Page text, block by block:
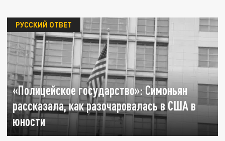
«Полицейское государство»: Симоньян
рассказала, как разочаровалась в США в
юности
РУССКИЙ ОТВЕТ